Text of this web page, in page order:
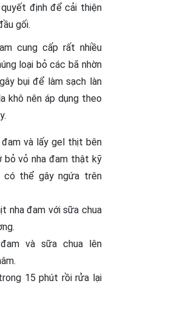
định để cải thiện
gối.
cung cấp rất nhiều
loại bỏ các bã nhờn
bụi để làm sạch làn
khô nên áp dụng theo
đam và lấy gel thịt bên
bỏ vỏ nha đam thật kỹ
có thể gây ngứa trên
nha đam với sữa chua
và sữa chua lên
15 phút rồi rửa lại